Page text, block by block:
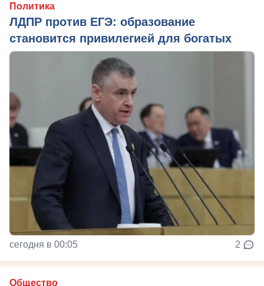
Политика
ЛДПР против ЕГЭ: образование
становится привилегией для богатых
сегодня в 00:05 2
Общество